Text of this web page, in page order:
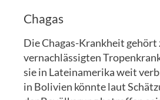
Chagas
Die Chagas-Krankheit gehört
vernachlässigten
sie in Lateinamerika weit
in Bolivien könnte laut